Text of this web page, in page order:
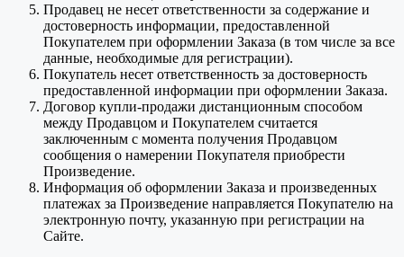
Продавец не несет ответственности за содержание и
достоверность информации, предоставленной
Покупателем при оформлении Заказа (в том числе за все
данные, необходимые для регистрации).
Покупатель несет ответственность за достоверность
предоставленной информации при оформлении Заказа.
Договор купли-продажи дистанционным способом
между Продавцом и Покупателем считается
заключенным с момента получения Продавцом
сообщения о намерении Покупателя приобрести
Произведение.
Информация об оформлении Заказа и произведенных
платежах за Произведение направляется Покупателю на
электронную почту, указанную при регистрации на
Сайте.